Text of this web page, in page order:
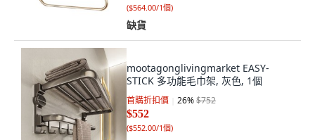
($564.00/1個)
缺貨
mootagonglivingmarket EASY-
STICK 多功能毛巾架, 灰色, 1個
首購折扣價 26%$752
$552
($552.00/1個)